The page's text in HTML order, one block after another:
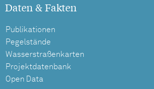
Daten & Fakten
Publikationen
Pegelstände
Wasserstraßenkarten
Projektdatenbank
Open Data